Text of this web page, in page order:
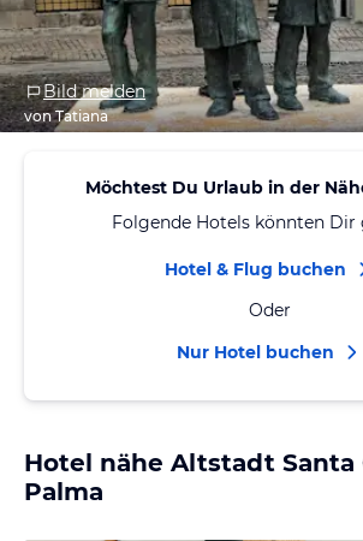
Bild melden
von Tatiana
Möchtest Du Urlaub in der
Folgende Hotels könnten Dir
Hotel & Flug buchen
Oder
Nur Hotel buchen
Hotel nähe Altstadt Santa
Palma